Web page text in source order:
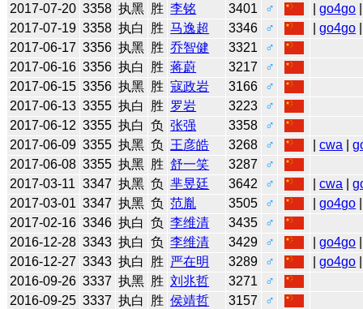
2017-07-20 3358 执黑 胜 李铭 3401 ♂ |go4go
2017-07-19 3358 执白 胜 马逸超 3346 ♂ |go4go
2017-06-17 3356 执黑 胜 乔智健 3321
♂
2017-06-16 3356 执白 胜 蒋蔚 3217
♂
2017-06-15 3356 执黑 胜 寇政岩 3166
♂
2017-06-13 3355 执白 胜 罗岩 3223
♂
2017-06-12 3355 执白 负 张强 3358
♂
2017-06-09 3355 执黑 负 王彦皓 3268 ♂ |cwa |
2017-06-08 3355 执黑 胜 舒一笑 3287
♂
2017-03-11 3347 执黑 负 芈昱廷 3642 ♂ |cwa |
2017-03-01 3347 执黑 负 范胤 3505 ♂ |go4go
2017-02-16 3346 执白 负 李维清 3435
♂
2016-12-28 3343 执白 负 李维清 3429 ♂ |go4go
2016-12-27 3343 执白 胜 严在明 3289 ♂ |go4go
2016-09-26 3337 执黑 胜 刘兆哲 3271
♂
2016-09-25 3337 执白 胜 侯靖哲 3157
♂